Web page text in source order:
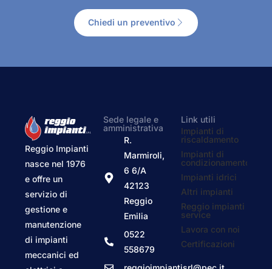
Chiedi un preventivo
Reggio Impianti
nasce nel 1976
e offre un
servizio di
gestione e
manutenzione
di impianti
meccanici ed
Sede legale e
amministrativa
R.
Marmiroli,
6 6/A
42123
Reggio
Emilia
0522
558679
Link utili
Impianti di
riscaldamento
Impianti di
condizionamento
Impianti idrici
Altri impianti
Reggio impianti
service
Lavora con noi
Certificazioni